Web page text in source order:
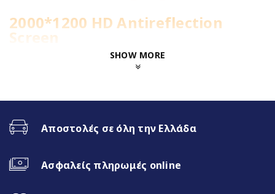
2000*1200 HD Antireflection
Screen
8Core@2.0GHz | 4+64GB
Ενσωματωμένη 4G Sim Slot
Fast Boot 1 sec
Ασύρματο CarPlay & Ασύρματο
SHOW MORE
Αποστολές σε όλη την Ελλάδα
Ασφαλείς πληρωμές online